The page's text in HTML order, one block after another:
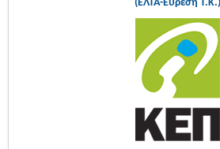
(ΕΛΤΑ-Εύρεση Τ.Κ.)